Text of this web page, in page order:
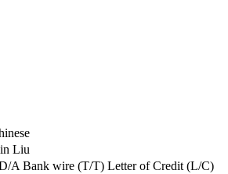
Liu
A Bank wire (T/T) Letter of Credit (L/C)